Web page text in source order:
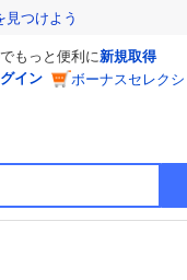
つけよう
でもっと便利に新規取得
イン
ボーナスセレク